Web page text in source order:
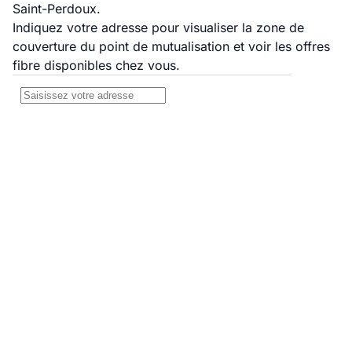
Saint-Perdoux.
Indiquez votre adresse pour visualiser la zone de
couverture du point de mutualisation et voir les offres
fibre disponibles chez vous.